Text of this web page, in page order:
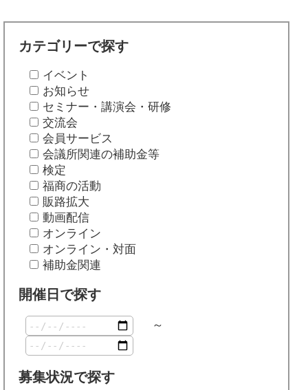
カテゴリーで探す
イベント
お知らせ
セミナー・講演会・研修
交流会
会員サービス
会議所関連の補助金等
検定
福商の活動
販路拡大
動画配信
オンライン
オンライン・対面
補助金関連
開催日で探す
～
募集状況で探す